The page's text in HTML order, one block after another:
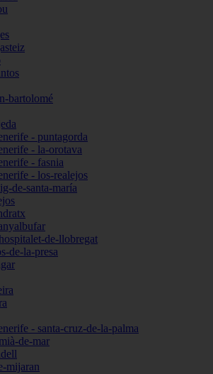
bartolomé
- puntagorda
- la-orotava
- fasnia
- los-realejos
de-santa-maría
de-llobregat
de-la-presa
- santa-cruz-de-la-palma
de-mar
mijaran